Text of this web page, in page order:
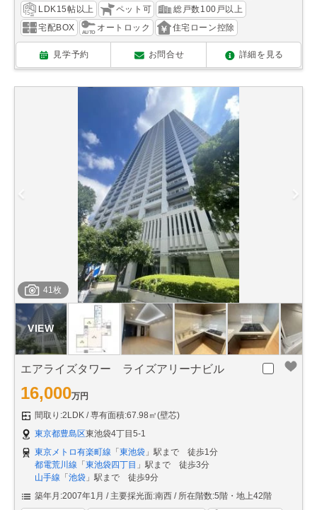
LDK15帖以上
ペット可
総戸数100戸以上
宅配BOX
オートロック 住宅ローン控除
見学予約 お問合せ 詳細を見る
41枚
エアライズタワー ライズアリーナビル
16,000万円
間取り:2LDK
専有面積:67.98㎡(壁芯)
東京都豊島区東池袋4丁目5-1
東京メトロ有楽町線 「東池袋 」駅まで 徒歩1分
都電荒川線 「東池袋四丁目 」駅まで 徒歩3分
山手線 「池袋 」駅まで 徒歩9分
築年月:2007年1月
主要採光面:南西 所在階数:5階・地上42階